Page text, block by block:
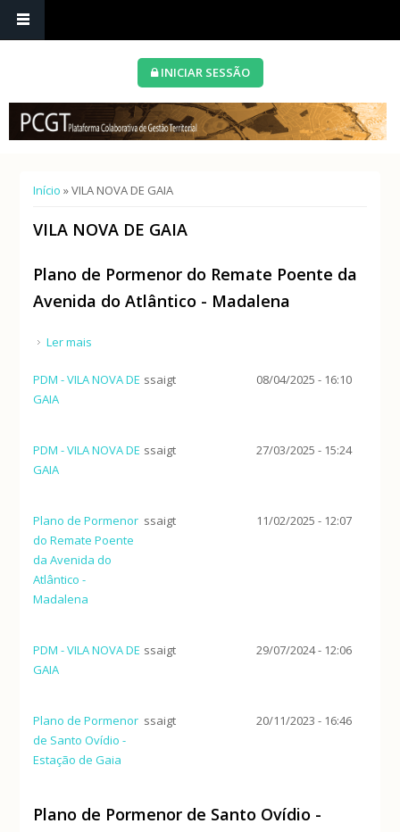
INICIAR SESSÃO
Está aqui
Início » VILA NOVA DE GAIA
VILA NOVA DE GAIA
Plano de Pormenor do Remate Poente da
Avenida do Atlântico - Madalena
Ler mais
PDM - VILA NOVA DE
GAIA
ssaigt 08/04/2025 - 16:10
PDM - VILA NOVA DE
GAIA
ssaigt 27/03/2025 - 15:24
Plano de Pormenor
do Remate Poente
da Avenida do
Atlântico -
Madalena
ssaigt 11/02/2025 - 12:07
PDM - VILA NOVA DE
GAIA
ssaigt 29/07/2024 - 12:06
Plano de Pormenor
de Santo Ovídio -
Estação de Gaia
ssaigt 20/11/2023 - 16:46
Plano de Pormenor de Santo Ovídio -